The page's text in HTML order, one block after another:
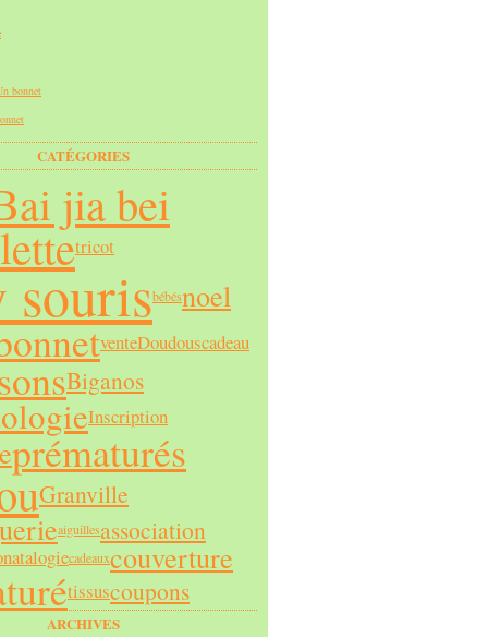
CATÉGORIES
jia bei
tricot
sourisbébésnoel
venteDoudouscadeau
Biganos
Inscription
prématurés
Granville
aiguillesassociation
cadeauxcouverture
tissuscoupons
ARCHIVES